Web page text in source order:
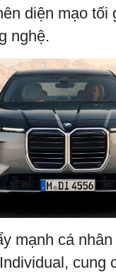
diện mạo tối
nghệ.
mạnh cá
cung